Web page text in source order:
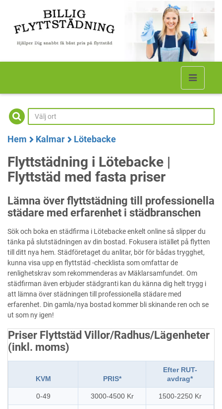
Hem Kalmar Lötebacke
Flyttstädning i Lötebacke |
Flyttstäd med fasta priser
Lämna över flyttstädning till professionella
städare med erfarenhet i städbranschen
Sök och boka en städfirma i Lötebacke enkelt online så slipper du
tänka på slutstädningen av din bostad. Fokusera istället på flytten
till ditt nya hem. Städföretaget du anlitar, bör för bådas trygghet,
kunna visa upp en flyttstäd -checklista som omfattar de
renlighetskrav som rekommenderas av Mäklarsamfundet. Om
städfirman även erbjuder städgranti kan du känna dig helt trygg i
att lämna över städningen till professionella städare med
erfarenhet. Din gamla/nya bostad kommer bli skinande ren och se
ut som ny igen!
Priser Flyttstäd Villor/Radhus/Lägenheter
(inkl. moms)
KVM PRIS*
Efter RUT-
avdrag*
0-49 3000-4500 Kr 1500-2250 Kr